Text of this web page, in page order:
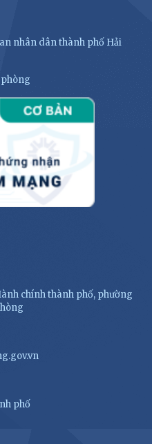
nhân dân thành phố Hải
chính thành phố, phường
phố